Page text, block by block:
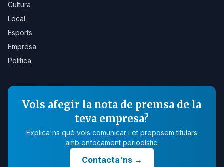
Cultura
Local
Esports
Empresa
Política
Vols afegir la nota de premsa de la
teva empresa?
Explica'ns què vols comunicar i et proposem titulars
amb enfocament periodístic.
Contacta'ns→